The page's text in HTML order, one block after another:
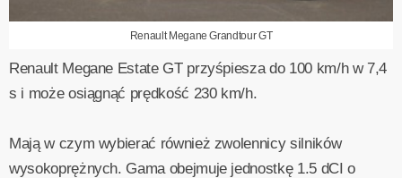
Renault Megane Grandtour GT
Renault Megane Estate GT przyśpiesza do 100 km/h w 7,4
s i może osiągnąć prędkość 230 km/h.
Mają w czym wybierać również zwolennicy silników
wysokoprężnych. Gama obejmuje jednostkę 1.5 dCI o